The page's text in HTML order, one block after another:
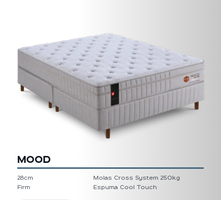
MOOD
28cm
Firm
Molas Cross System 250kg
Espuma Cool Touch